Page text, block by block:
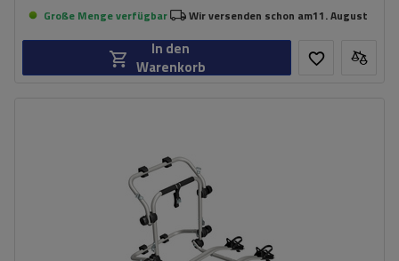
Große Menge verfügbar
Wir versenden schon am11. August
In den
Warenkorb
45 kg
kompatibel mit Elektrofahrrädern
Aluminiumkonstruktion